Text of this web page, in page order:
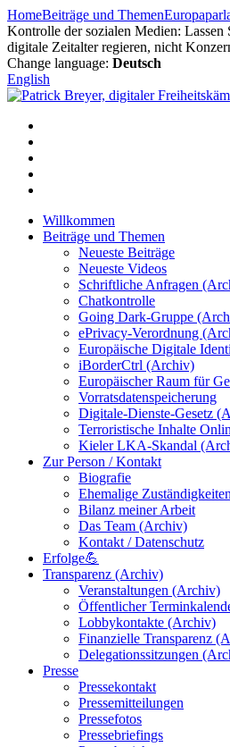
Zum
Inhalt
springen
HomeBeiträge und Themen
Kontrolle der sozialen Medien: Lassen
digitale Zeitalter regieren, nicht
Change language: Deutsch
English
Willkommen
Beiträge und Themen
Neueste Beiträge
Neueste Videos
Schriftliche Anfragen
Chatkontrolle
Going Dark-Gruppe
ePrivacy-Verordnung
Europäische Digitale
iBorderCtrl (Archiv)
Europäischer Raum für
Vorratsdatenspeicherung
Digitale-Dienste-Gesetz
Terroristische Inhalte
Kieler LKA-Skandal
Zur Person / Kontakt
Biografie
Ehemalige Zuständigkeiten
Bilanz meiner Arbeit
Das Team (Archiv)
Kontakt / Datenschutz
Erfolge💪
Transparenz (Archiv)
Veranstaltungen (Archiv)
Öffentlicher
Lobbykontakte (Archiv)
Finanzielle Transparenz
Delegationssitzungen
Presse
Pressekontakt
Pressemitteilungen
Pressefotos
Pressebriefings